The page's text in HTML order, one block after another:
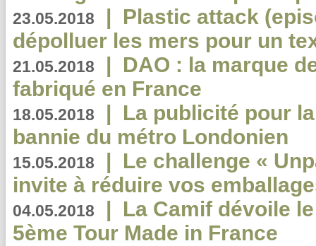
23.05.2018 | Plastic attack
dépolluer les mers pour un
21.05.2018 | DAO : la marque
fabriqué en France
18.05.2018 | La publicité pour
bannie du métro Londonien
15.05.2018 | Le challenge «
invite à réduire vos
04.05.2018 | La Camif dévoile
5ème Tour Made in France